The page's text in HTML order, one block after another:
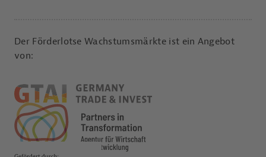
Der Förderlotse Wachstumsmärkte ist ein Angebot
von: